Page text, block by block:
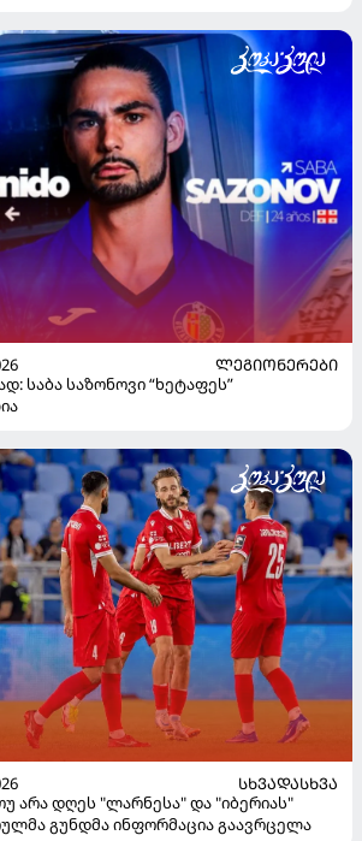
ᲚᲔᲒᲘᲝᲜᲔᲠᲔᲑᲘ
საბა საზონოვი “ხეტაფეს”
ᲡᲮᲕᲐᲓᲐᲡᲮᲕᲐ
არა დღეს "ლარნესა" და "იბერიას"
გუნდმა ინფორმაცია გაავრცელა